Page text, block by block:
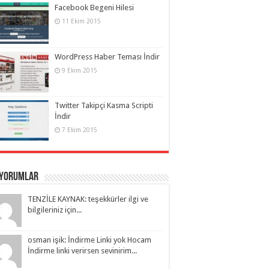
Facebook Begeni Hilesi
11 Ekim 2015
WordPress Haber Teması İndir
9 Ekim 2015
Twitter Takipçi Kasma Scripti
İndir
7 Ekim 2015
TENZİLE KAYNAK: teşekkürler ilgi ve
bilgileriniz için...
osman işik: İndirme Linki yok Hocam
İndirme linki verirsen sevinirim...